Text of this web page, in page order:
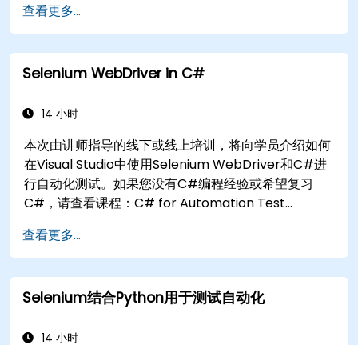
动态地从网页控件中捕获数据。
创建数据驱动的测试框架。
使用Selenium Grid进行分布式测试。
查看更多...
Selenium WebDriver in C#
14 小时
本次由讲师指导的线下或线上培训，将向学员介绍如何
在Visual Studio中使用Selenium WebDriver和C#进
行自动化测试。如果您没有C#编程经验或希望复习
C#，请查看课程：C# for Automation Test
查看更多...
Selenium结合Python用于测试自动化
14 小时